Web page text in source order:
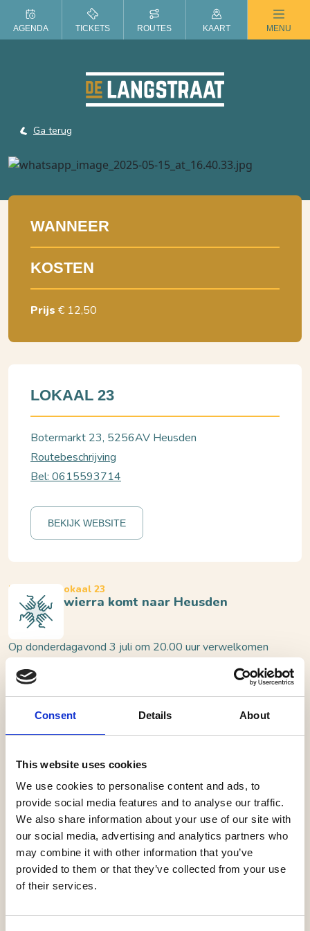
Consent Details About
This website uses cookies
We use cookies to personalise content and ads, to
provide social media features and to analyse our traffic.
We also share information about your use of our site with
our social media, advertising and analytics partners who
may combine it with other information that you’ve
provided to them or that they’ve collected from your use
of their services.
ZOMER IN DE LANGSTRAAT
Ga terug
Heusden, Lokaal 23
Anya Niewierra komt naar Heusden
Op donderdagavond 3 juli om 20.00 uur verwelkomen
Lokaal 23 en Boekhandel De Veerpoort de
gerenommeerde thrillerauteur Anya Niewierra in het
kenmerken zich door sterke hoofdpersonen,
diepgravende thema’s en zorgvuldig uitgewerkte
verhaallijnen. Haar werk werd meerdere keren
bekroond en vertaald.
Tijdens deze avond gaat Anya Niewierra in gesprek
over haar werk, inspiratiebronnen en schrijverschap.
vragen en uiteraard zal er ook gesigneerd worden.
WANNEER
KOSTEN
Prijs € 12,50
LOKAAL 23
Botermarkt 23, 5256AV Heusden
Routebeschrijving
Bel: 0615593714
BEKIJK WEBSITE
AGENDA TICKETS ROUTES KAART MENU